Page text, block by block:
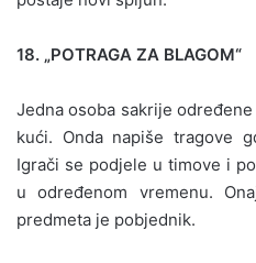
18. „POTRAGA ZA BLAGOM“
Jedna osoba sakrije
kući. Onda napiše tragove
Igrači se podjele u timove i
u određenom vremenu.
predmeta je pobjednik.